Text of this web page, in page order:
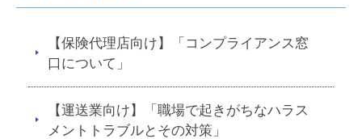
【保険代理店向け】「コンプライアンス窓
口について」
【運送業向け】「職場で起きがちなハラス
メントトラブルとその対策」